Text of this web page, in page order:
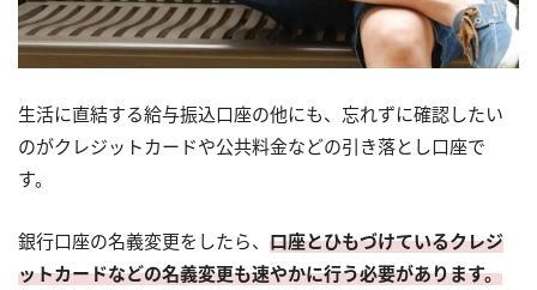
生活に直結する給与振込口座の他にも、忘れずに確認したい
のがクレジットカードや公共料金などの引き落とし口座で
す。
銀行口座の名義変更をしたら、 口座とひもづけているクレジ
ットカードなどの名義変更も速やかに行う必要があります。